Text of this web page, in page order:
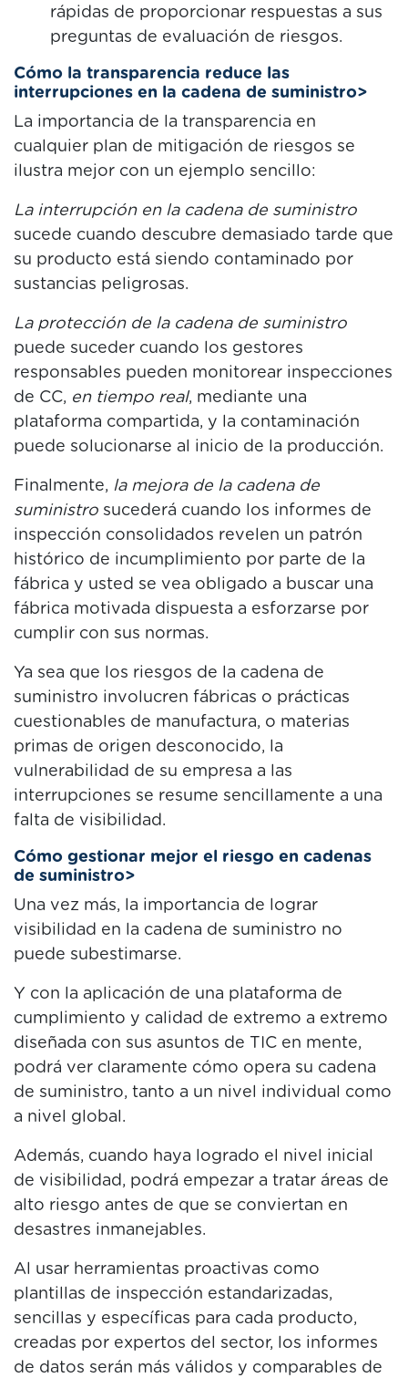
rápidas de proporcionar respuestas a sus
preguntas de evaluación de riesgos.
Cómo la transparencia reduce las
interrupciones en la cadena de suministro>
La importancia de la transparencia en
cualquier plan de mitigación de riesgos se
ilustra mejor con un ejemplo sencillo:
La interrupción en la cadena de suministro
sucede cuando descubre demasiado tarde que
su producto está siendo contaminado por
sustancias peligrosas.
La protección de la cadena de suministro
puede suceder cuando los gestores
responsables pueden monitorear inspecciones
de CC, en tiempo real, mediante una
plataforma compartida, y la contaminación
puede solucionarse al inicio de la producción.
Finalmente, la mejora de la cadena de
suministro sucederá cuando los informes de
inspección consolidados revelen un patrón
histórico de incumplimiento por parte de la
fábrica y usted se vea obligado a buscar una
fábrica motivada dispuesta a esforzarse por
cumplir con sus normas.
Ya sea que los riesgos de la cadena de
suministro involucren fábricas o prácticas
cuestionables de manufactura, o materias
primas de origen desconocido, la
vulnerabilidad de su empresa a las
interrupciones se resume sencillamente a una
falta de visibilidad.
Cómo gestionar mejor el riesgo en cadenas
de suministro>
Una vez más, la importancia de lograr
visibilidad en la cadena de suministro no
puede subestimarse.
Y con la aplicación de una plataforma de
cumplimiento y calidad de extremo a extremo
diseñada con sus asuntos de TIC en mente,
podrá ver claramente cómo opera su cadena
de suministro, tanto a un nivel individual como
a nivel global.
Además, cuando haya logrado el nivel inicial
de visibilidad, podrá empezar a tratar áreas de
alto riesgo antes de que se conviertan en
desastres inmanejables.
Al usar herramientas proactivas como
plantillas de inspección estandarizadas,
sencillas y específicas para cada producto,
creadas por expertos del sector, los informes
de datos serán más válidos y comparables de